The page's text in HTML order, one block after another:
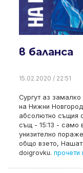
в баланса
15.02.2020 / 22:51
Сургут аз
на Нижни Новгород
абсолютно същия
същ - 15:13 - само
унизително
общо взето,
doigrovku. прочети